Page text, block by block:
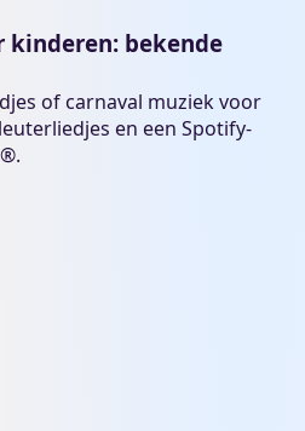
kinderen: bekende
of carnaval muziek voor
en een Spotify-